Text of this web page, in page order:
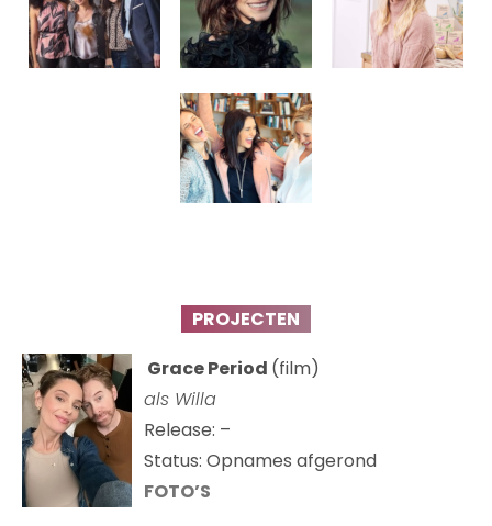
PROJECTEN
Grace Period (film)
als Willa
Release: –
Status: Opnames afgerond
FOTO’S